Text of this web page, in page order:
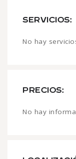
SERVICIOS:
No hay
PRECIOS:
No hay